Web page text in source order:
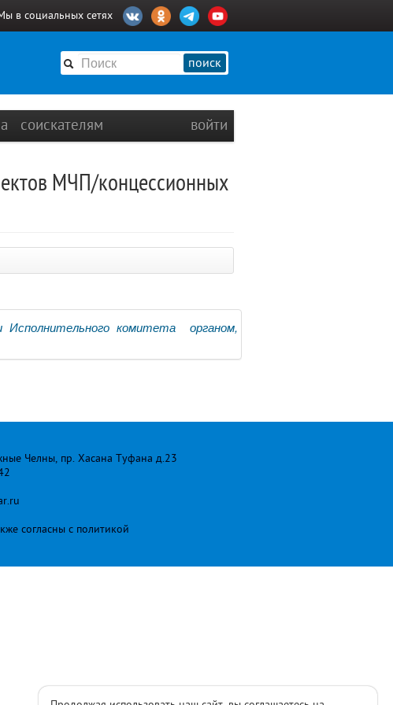
в социальных сетях
поиск
соискателям войти
МЧП/концессионных
комитета органом,
Челны, пр. Хасана Туфана д.23
согласны с политикой